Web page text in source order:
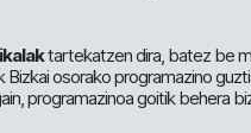
tartekatzen dira, batez be
Bizkai osorako programazino
programazinoa goitik behera